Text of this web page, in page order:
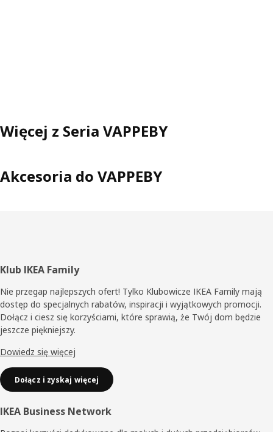
Więcej z Seria VAPPEBY
Akcesoria do VAPPEBY
Stopka
Klub IKEA Family
Nie przegap najlepszych ofert! Tylko Klubowicze IKEA Family mają
dostęp do specjalnych rabatów, inspiracji i wyjątkowych promocji.
Dołącz i ciesz się korzyściami, które sprawią, że Twój dom będzie
jeszcze piękniejszy.
Dowiedz się więcej
Dołącz i zyskaj więcej
IKEA Business Network